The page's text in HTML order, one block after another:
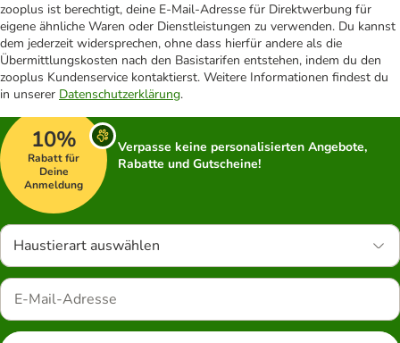
zooplus ist berechtigt, deine E-Mail-Adresse für Direktwerbung für
eigene ähnliche Waren oder Dienstleistungen zu verwenden. Du kannst
dem jederzeit widersprechen, ohne dass hierfür andere als die
Übermittlungskosten nach den Basistarifen entstehen, indem du den
zooplus Kundenservice kontaktierst. Weitere Informationen findest du
in unserer Datenschutzerklärung.
10%
Rabatt für
Deine
Anmeldung
Verpasse keine personalisierten Angebote,
Rabatte und Gutscheine!
Haustierart auswählen